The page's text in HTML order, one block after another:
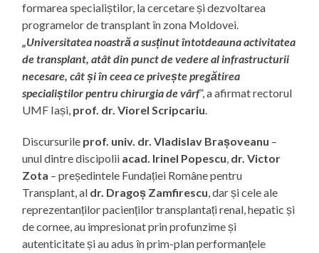
formarea specialiștilor, la cercetare și dezvoltarea
programelor de transplant în zona Moldovei.
„Universitatea noastră a susținut întotdeauna activitatea
de transplant, atât din punct de vedere al infrastructurii
necesare, cât și în ceea ce privește pregătirea
specialiștilor pentru chirurgia de vârf”, a afirmat rectorul
UMF Iași, prof. dr. Viorel Scripcariu.
Discursurile prof. univ. dr. Vladislav Brașoveanu –
unul dintre discipolii acad. Irinel Popescu, dr. Victor
Zota – președintele Fundației Române pentru
Transplant, al dr. Dragoș Zamfirescu, dar și cele ale
reprezentanților pacienților transplantați renal, hepatic și
de cornee, au impresionat prin profunzime și
autenticitate și au adus în prim-plan performanțele